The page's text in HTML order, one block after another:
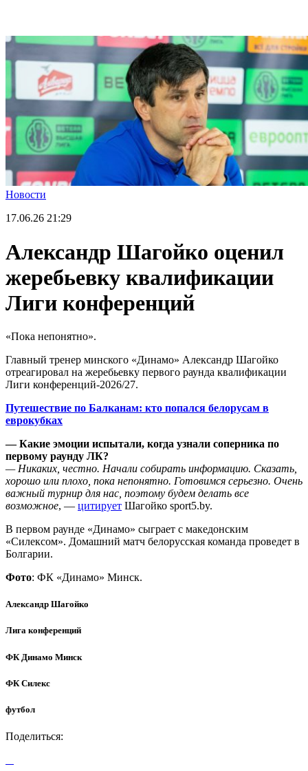
Новости
17.06.26 21:29
Александр Шагойко оценил
жеребьевку квалификации
Лиги конференций
«Пока непонятно».
Главный тренер минского «Динамо» Александр Шагойко
отреагировал на жеребьевку первого раунда квалификации
Лиги конференций-2026/27.
Путешествие по Балканам: кто попался белорусам в
еврокубках
— Какие эмоции испытали, когда узнали соперника по
первому раунду ЛК?
— Никаких, честно. Начали собирать информацию. Сказать,
хорошо или плохо, пока непонятно. Готовимся серьезно. Очень
важный турнир для нас, поэтому будем делать все
возможное, — цитирует Шагойко sport5.by.
В первом раунде «Динамо» сыграет с македонским
«Силексом». Домашний матч белорусская команда проведет в
Болгарии.
Фото: ФК «Динамо» Минск.
Александр Шагойко
Лига конференций
ФК Динамо Минск
ФК Силекс
футбол
Поделиться: